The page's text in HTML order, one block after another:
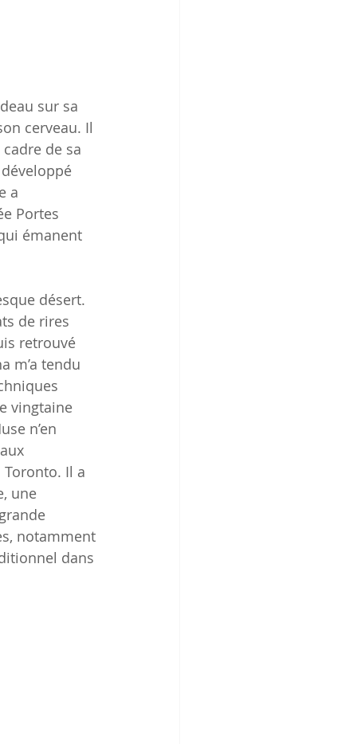
sur sa
cerveau. Il
de sa
a
Portes
émanent
désert.
de rires
retrouvé
m’a tendu
vingtaine
n’en
Il a
une
notamment
dans